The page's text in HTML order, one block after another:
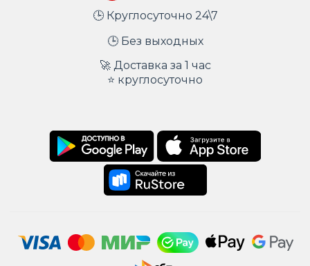
🕒 Круглосуточно 24\7
🕒 Без выходных
🚀 Доставка за 1 час
⭐ круглосуточно